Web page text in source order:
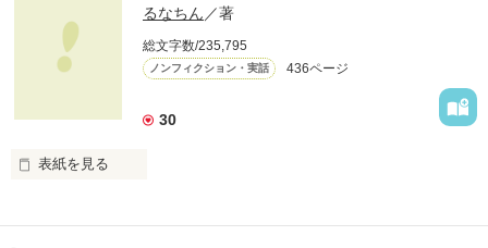
登場人物の名前などは仮名です。
**************
先生との禁断の恋物語。
心から愛した人が、
手の届かない人だとしたら
あなたは知っていますか？
るなちん ／著
総文字数/235,795
ノンフィクション・実話 436ページ
30
表紙を見る